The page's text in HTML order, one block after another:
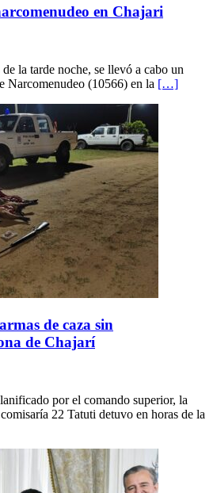
en Chajari
la tarde noche, se llevó a cabo un
Narcomenudeo (10566) en la […]
de caza sin
de Chajarí
por el comando superior, la
22 Tatuti detuvo en horas de la